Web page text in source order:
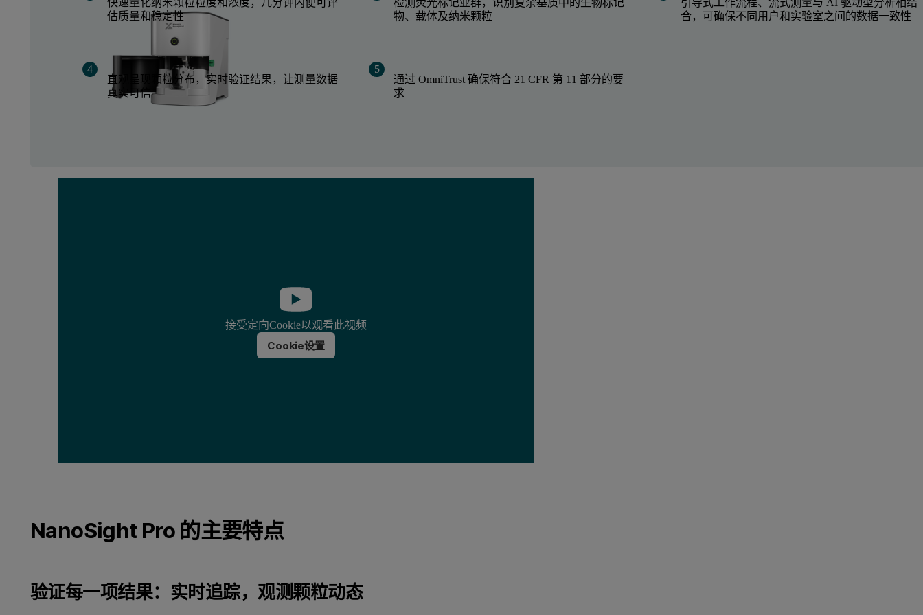
快速量化纳米颗粒粒度和浓度，几分钟内便可评
估质量和稳定性
检测荧光标记亚群，识别复杂基质中的生物标记
物、载体及纳米颗粒
引导式工作流程、流式测量与 AI 驱动型分析相结
合，可确保不同用户和实验室之间的数据一致性
直观呈现颗粒分布，实时验证结果，让测量数据
真实可信
通过 OmniTrust 确保符合 21 CFR 第 11 部分的要
求
接受定向Cookie以观看此视频
Cookie设置
NanoSight Pro 的主要特点
验证每一项结果：实时追踪，观测颗粒动态